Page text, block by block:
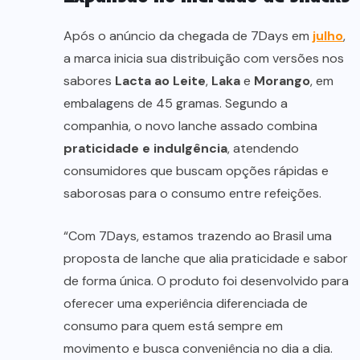
Após o anúncio da chegada de 7Days em julho,
a marca inicia sua distribuição com versões nos
sabores Lacta ao Leite, Lakae Morango, em
embalagens de 45 gramas. Segundo a
companhia, o novo lanche assado combina
praticidade e indulgência, atendendo
consumidores que buscam opções rápidas e
saborosas para o consumo entre refeições.
“Com 7Days, estamos trazendo ao Brasil uma
proposta de lanche que alia praticidade e sabor
de forma única. O produto foi desenvolvido para
oferecer uma experiência diferenciada de
consumo para quem está sempre em
movimento e busca conveniência no dia a dia.